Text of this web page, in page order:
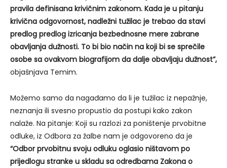
pravila definisana krivičnim zakonom. Kada je u pitanju
krivična odgovornost, nadležni tužilac je trebao da stavi
predlog predlog izricanja bezbednosne mere zabrane
obavljanja dužnosti. To bi bio način na koji bi se sprečile
osobe sa ovakvom biografijom da dalje obavljaju dužnost”,
objašnjava Temim.
Možemo samo da nagađamo da li je tužilac iz nepažnje,
neznanja ili svesno propustio da postupi kako zakon
nalaže. Na pitanje: Koji su razlozi za poništenje prvobitne
odluke, iz Odbora za žalbe nam je odgovoreno da je
“Odbor prvobitnu svoju odluku oglasio ništavom po
prijedlogu stranke u skladu sa odredbama Zakona o